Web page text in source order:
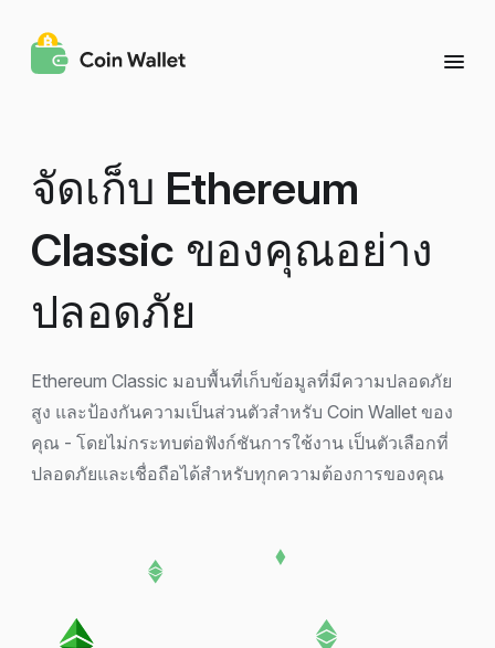
จัดเก็บ Ethereum
Classic ของคุณอย่าง
ปลอดภัย
Ethereum Classic มอบพื้นที่เก็บข้อมูลที่มีความปลอดภัย
สูง และป้องกันความเป็นส่วนตัวสำหรับ Coin Wallet ของ
คุณ - โดยไม่กระทบต่อฟังก์ชันการใช้งาน เป็นตัวเลือกที่
ปลอดภัยและเชื่อถือได้สำหรับทุกความต้องการของคุณ